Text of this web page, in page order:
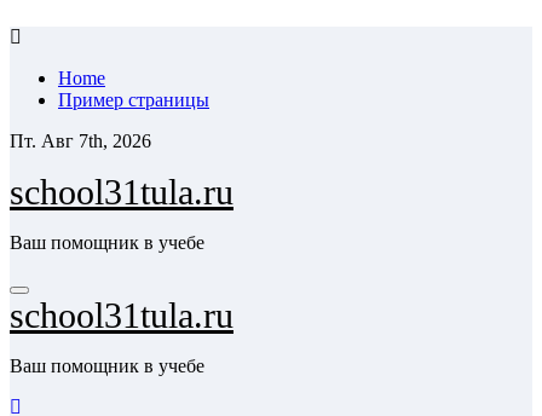
Skip
contentHome
Пример страницы
Пт. Авг 7th, 2026
school31tula.ru
Ваш помощник в учебе
school31tula.ru
Ваш помощник в учебе